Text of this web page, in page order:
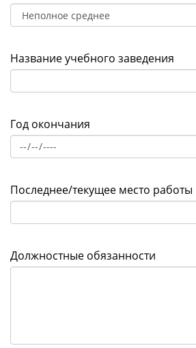
Название учебного заведения
Год окончания
Последнее/текущее место работы
Должностные обязанности